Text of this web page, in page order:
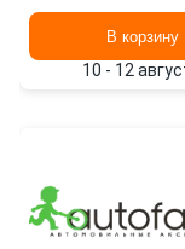
FROSCH
В корзину
10 - 12